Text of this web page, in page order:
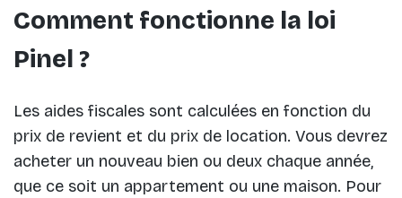
Comment fonctionne la loi
Pinel ?
Les aides fiscales sont calculées en fonction du
prix de revient et du prix de location. Vous devrez
acheter un nouveau bien ou deux chaque année,
que ce soit un appartement ou une maison. Pour